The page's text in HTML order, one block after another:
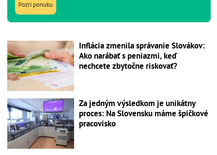
Pozri ponuku
Inflácia zmenila správanie Slovákov:
Ako narábať s peniazmi, keď
nechcete zbytočne riskovať?
Za jedným výsledkom je unikátny
proces: Na Slovensku máme špičkové
pracovisko